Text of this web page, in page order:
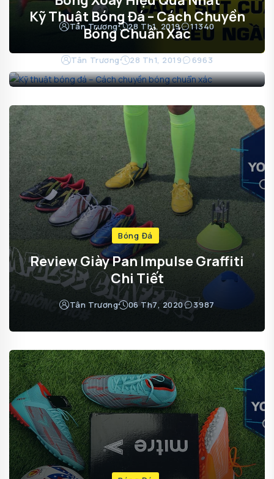
Tân Trương 28 Th1, 2019 11340
Kỹ Thuật Bóng Đá – Cách Chuyền
Bóng Chuẩn Xác
Tân Trương 28 Th1, 2019 6963
Bóng Đá
Review Giày Pan Impulse Graffiti
Chi Tiết
Tân Trương 06 Th7, 2020 3987